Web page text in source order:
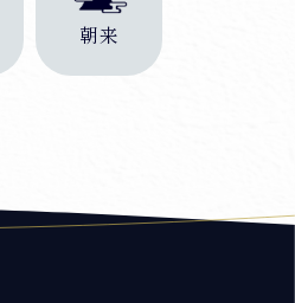
朝来